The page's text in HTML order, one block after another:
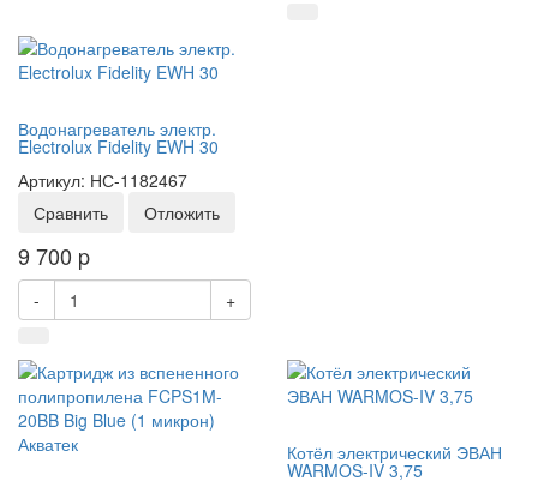
Водонагреватель электр.
Electrolux Fidelity EWH 30
Артикул: НС-1182467
Сравнить
Отложить
9 700 p
- +
Котёл электрический ЭВАН
WARMOS-IV 3,75